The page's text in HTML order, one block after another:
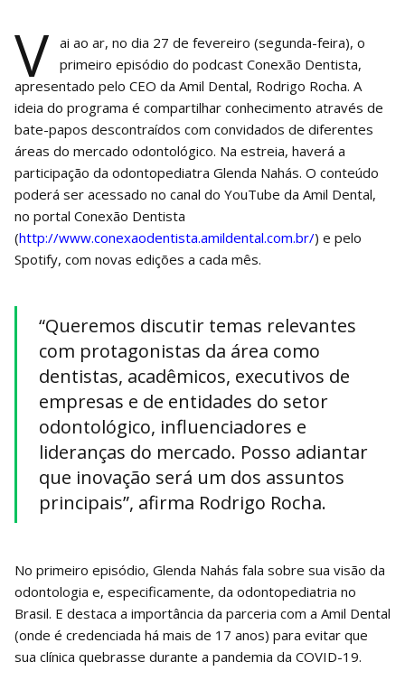
V ai ao ar, no dia 27 de fevereiro (segunda-feira), o
primeiro episódio do podcast Conexão Dentista,
apresentado pelo CEO da Amil Dental, Rodrigo Rocha. A
ideia do programa é compartilhar conhecimento através de
bate-papos descontraídos com convidados de diferentes
áreas do mercado odontológico. Na estreia, haverá a
participação da odontopediatra Glenda Nahás. O conteúdo
poderá ser acessado no canal do YouTube da Amil Dental,
no portal Conexão Dentista
(http://www.conexaodentista.amildental.com.br/) e pelo
Spotify, com novas edições a cada mês.
“Queremos discutir temas relevantes
com protagonistas da área como
dentistas, acadêmicos, executivos de
empresas e de entidades do setor
odontológico, influenciadores e
lideranças do mercado. Posso adiantar
que inovação será um dos assuntos
principais”, afirma Rodrigo Rocha.
No primeiro episódio, Glenda Nahás fala sobre sua visão da
odontologia e, especificamente, da odontopediatria no
Brasil. E destaca a importância da parceria com a Amil Dental
(onde é credenciada há mais de 17 anos) para evitar que
sua clínica quebrasse durante a pandemia da COVID-19.